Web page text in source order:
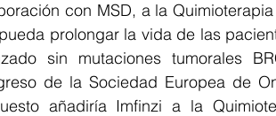
con MSD, a la
prolongar la vida de las
sin mutaciones tumorales
de la Sociedad Europea de
añadiría Imfinzi a la